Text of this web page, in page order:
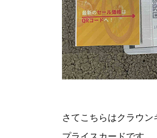
さてこちらはクラウ